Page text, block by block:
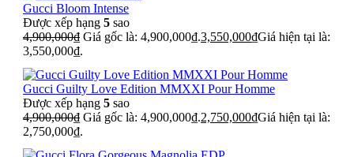
Gucci Bloom Intense
Được xếp hạng 5 sao
4,900,000₫ Giá gốc là: 4,900,000₫.3,550,000₫Giá hiện tại là:
3,550,000₫.
Gucci Guilty Love Edition MMXXI Pour Homme
Được xếp hạng 5 sao
4,900,000₫ Giá gốc là: 4,900,000₫.2,750,000₫Giá hiện tại là:
2,750,000₫.